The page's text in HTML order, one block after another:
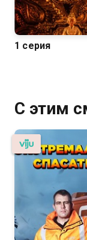
1 серия
С этим